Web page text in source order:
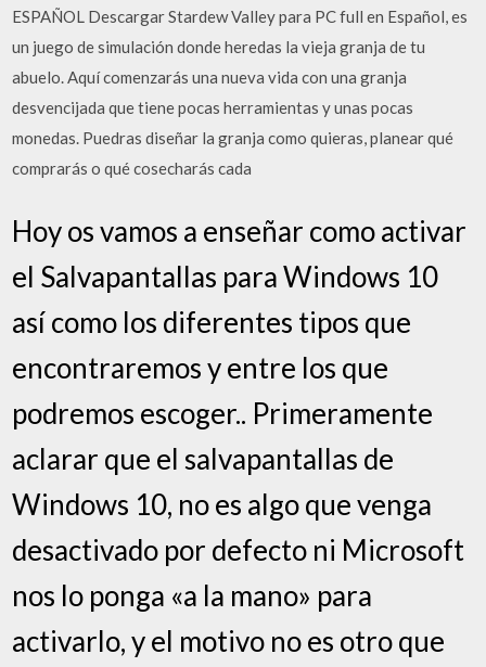
ESPAÑOL Descargar Stardew Valley para PC full en Español, es
un juego de simulación donde heredas la vieja granja de tu
abuelo. Aquí comenzarás una nueva vida con una granja
desvencijada que tiene pocas herramientas y unas pocas
monedas. Puedras diseñar la granja como quieras, planear qué
comprarás o qué cosecharás cada
Hoy os vamos a enseñar como activar
el Salvapantallas para Windows 10
así como los diferentes tipos que
encontraremos y entre los que
podremos escoger.. Primeramente
aclarar que el salvapantallas de
Windows 10, no es algo que venga
desactivado por defecto ni Microsoft
nos lo ponga «a la mano» para
activarlo, y el motivo no es otro que